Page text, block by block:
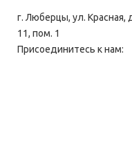
г. Люберцы, ул. Красная,
11, пом. 1
Присоединитесь к нам: